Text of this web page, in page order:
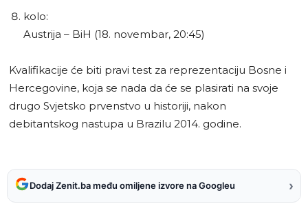
kolo:
Austrija – BiH (18. novembar, 20:45)
Kvalifikacije će biti pravi test za reprezentaciju Bosne i
Hercegovine, koja se nada da će se plasirati na svoje
drugo Svjetsko prvenstvo u historiji, nakon
debitantskog nastupa u Brazilu 2014. godine.
Dodaj Zenit.ba među omiljene izvore na Googleu ›